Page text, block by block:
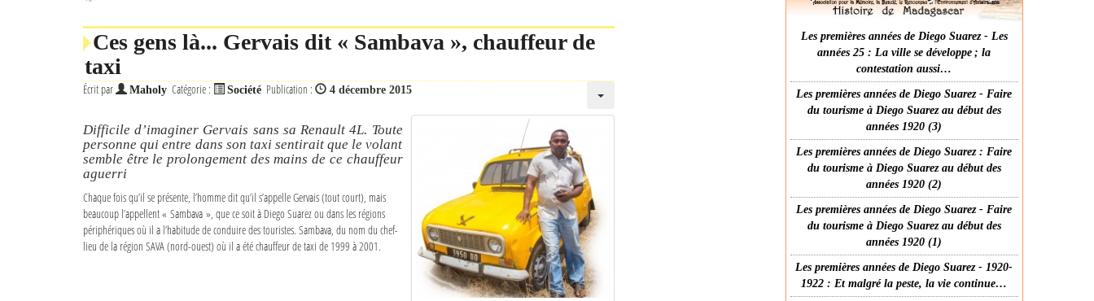
Ces gens là... Gervais dit « Sambava », chauffeur de
taxi
Écrit par Maholy Catégorie : Société Publication : 4 décembre 2015
Difficile d’imaginer Gervais sans sa Renault 4L. Toute
personne qui entre dans son taxi sentirait que le volant
semble être le prolongement des mains de ce chauffeur
aguerri
Chaque fois qu’il se présente, l’homme dit qu’il s’appelle Gervais (tout court), mais
beaucoup l’appellent « Sambava », que ce soit à Diego Suarez ou dans les régions
périphériques où il a l’habitude de conduire des touristes. Sambava, du nom du chef-
lieu de la région SAVA (nord-ouest) où il a été chauffeur de taxi de 1999 à 2001.
Les premières années de Diego Suarez - Les
années 25 : La ville se développe ; la
contestation aussi…
Les premières années de Diego Suarez - Faire
du tourisme à Diego Suarez au début des
années 1920 (3)
Les premières années de Diego Suarez : Faire
du tourisme à Diego Suarez au début des
années 1920 (2)
Les premières années de Diego Suarez - Faire
du tourisme à Diego Suarez au début des
années 1920 (1)
Les premières années de Diego Suarez - 1920-
1922 : Et malgré la peste, la vie continue…